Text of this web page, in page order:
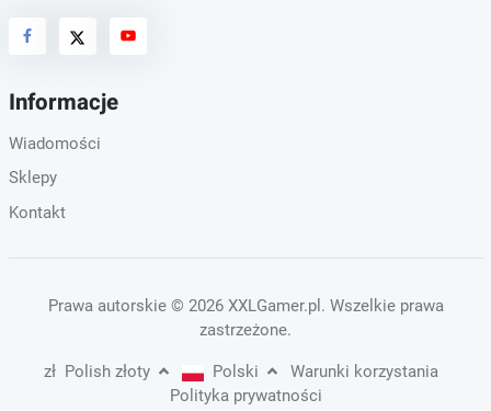
Informacje
Wiadomości
Sklepy
Kontakt
Prawa autorskie © 2026 XXLGamer.pl . Wszelkie prawa
zastrzeżone.
zł Polish złoty Polski
Warunki korzystania
Polityka prywatności